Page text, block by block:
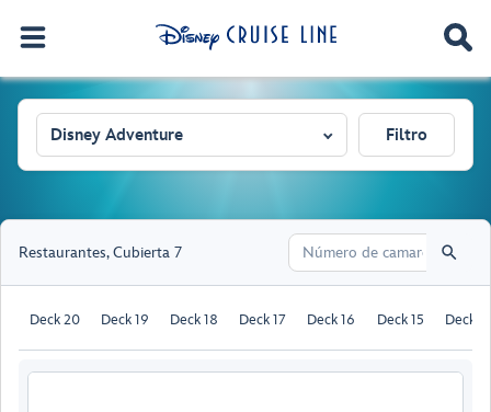
Disney Adventure Filtro
Restaurantes,Cubierta 7
Deck 20 Deck 19 Deck 18 Deck 17 Deck 16 Deck 15 Deck 13